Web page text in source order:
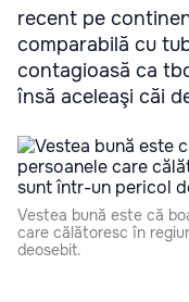
recent pe
comparabilă cu
contagioasă ca
însă aceleaşi căi
Vestea bună este că
care călătoresc în
deosebit.